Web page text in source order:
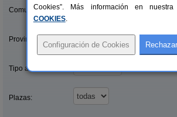
Comunidades:
Provincias/Islas:
Tipo alquiler:
Plazas:
Cookies”. Más información en nuestra
COOKIES.